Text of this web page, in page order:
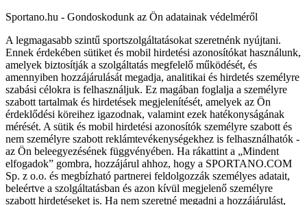
Sportano.hu - Gondoskodunk az Ön adatainak védelméről
A legmagasabb szintű sportszolgáltatásokat szeretnénk nyújtani.
Ennek érdekében sütiket és mobil hirdetési azonosítókat használunk,
amelyek biztosítják a szolgáltatás megfelelő működését, és
amennyiben hozzájárulását megadja, analitikai és hirdetés személyre
szabási célokra is felhasználjuk. Ez magában foglalja a személyre
szabott tartalmak és hirdetések megjelenítését, amelyek az Ön
érdeklődési köreihez igazodnak, valamint ezek hatékonyságának
mérését. A sütik és mobil hirdetési azonosítók személyre szabott és
nem személyre szabott reklámtevékenységekhez is felhasználhatók -
az Ön beleegyezésének függvényében. Ha rákattint a „Mindent
elfogadok” gombra, hozzájárul ahhoz, hogy a SPORTANO.COM
Sp. z o.o. és megbízható partnerei feldolgozzák személyes adatait,
beleértve a szolgáltatásban és azon kívül megjelenő személyre
szabott hirdetéseket is. Ha nem szeretné megadni a hozzájárulást,